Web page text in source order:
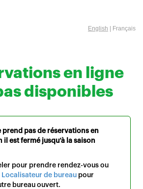
English | Français
en ligne
disponibles
prend pas de réservations en
il est fermé jusqu’à la saison
pour prendre rendez-vous ou
Localisateur de bureau pour
bureau ouvert.